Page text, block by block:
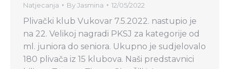
Natjecanja ByJasmina 12/05/2022
Plivački klub Vukovar 7.5.2022. nastupio je
na 22. Velikoj nagradi PKSJ za kategorije od
ml. juniora do seniora. Ukupno je sudjelovalo
180 plivača iz 15 klubova. Naši predstavnici